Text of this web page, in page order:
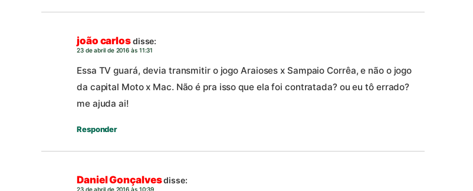
joão carlosdisse:
23 de abril de 2016 às 11:31
Essa TV guará, devia transmitir o jogo Araioses x Sampaio Corrêa, e não o jogo
da capital Moto x Mac. Não é pra isso que ela foi contratada? ou eu tô errado?
me ajuda ai!
Responder
Daniel Gonçalvesdisse:
23 de abril de 2016 às 10:39